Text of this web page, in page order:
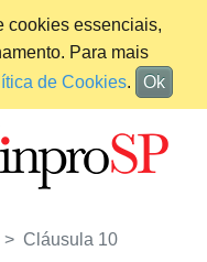
cookies essenciais,
Para mais
de Cookies. Ok
Cláusula 10